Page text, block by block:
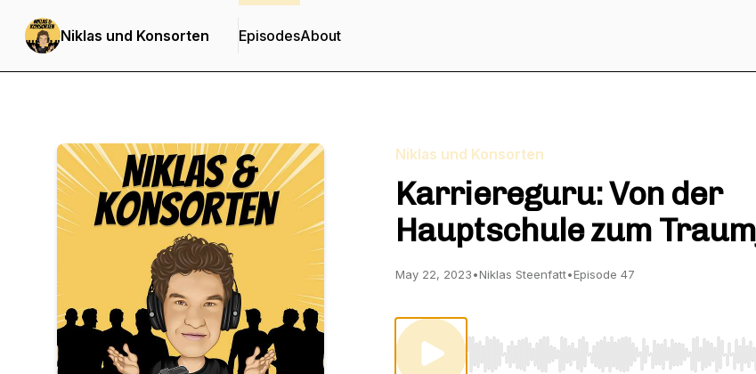
Niklas und Konsorten EpisodesAbout
Niklas und Konsorten
Karriereguru: Von der
Hauptschule zum
May 22, 2023•Niklas Steenfatt•Episode 47
Use Left/Right to seek, Home/End to jump